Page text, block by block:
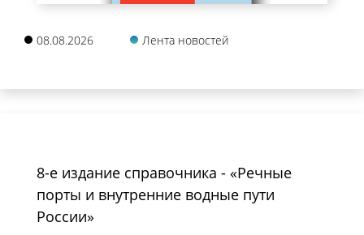
08.08.2026 Лента новостей
8-е издание справочника - «Речные
порты и внутренние водные пути
России»